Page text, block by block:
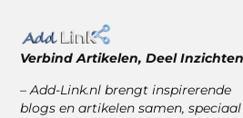
Verbind Artikelen, Deel Inzichten
– Add-Link.nl brengt inspirerende
blogs en artikelen samen, speciaal